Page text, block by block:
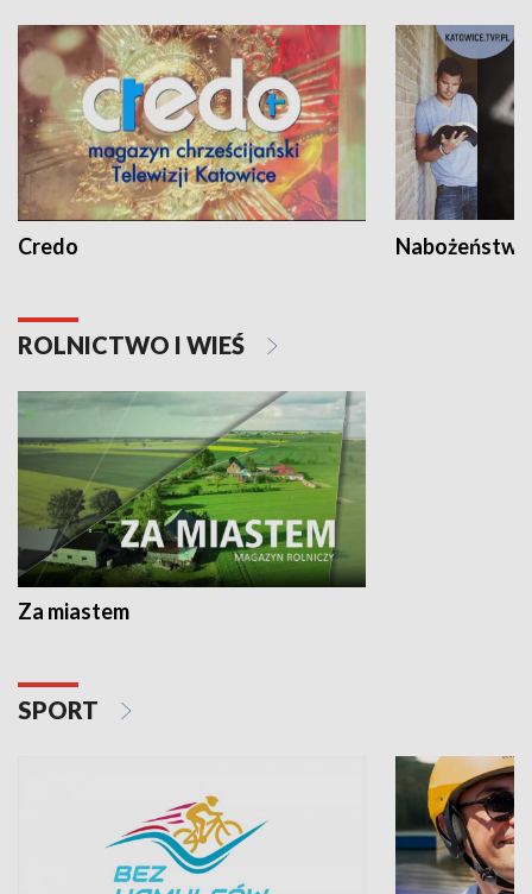
Credo
ROLNICTWO I WIEŚ
Za miastem
SPORT